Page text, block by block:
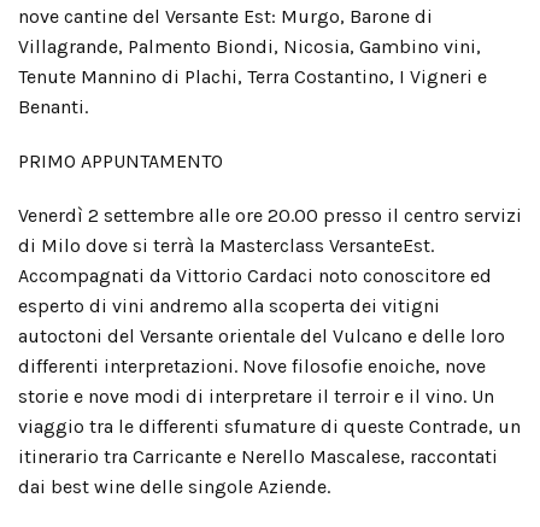
nove cantine del Versante Est: Murgo, Barone di
Villagrande, Palmento Biondi, Nicosia, Gambino vini,
Tenute Mannino di Plachi, Terra Costantino, I Vigneri e
Benanti.
PRIMO APPUNTAMENTO
Venerdì 2 settembre alle ore 20.00 presso il centro servizi
di Milo dove si terrà la Masterclass VersanteEst.
Accompagnati da Vittorio Cardaci noto conoscitore ed
esperto di vini andremo alla scoperta dei vitigni
autoctoni del Versante orientale del Vulcano e delle loro
differenti interpretazioni. Nove filosofie enoiche, nove
storie e nove modi di interpretare il terroir e il vino. Un
viaggio tra le differenti sfumature di queste Contrade, un
itinerario tra Carricante e Nerello Mascalese, raccontati
dai best wine delle singole Aziende.